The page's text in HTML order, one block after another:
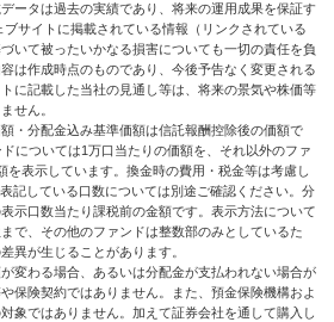
ータは過去の実績であり、将来の運用成果を保証す
サイトに掲載されている情報（リンクされている
いて被ったいかなる損害についても一切の責任を負
は作成時点のものであり、今後予告なく変更される
に記載した当社の見通し等は、将来の景気や株価等
せん。
・分配金込み基準価額は信託報酬控除後の価額で
については1万口当たりの価額を、それ以外のファ
を表示しています。換金時の費用・税金等は考慮し
記している口数については別途ご確認ください。分
示口数当たり課税前の金額です。表示方法について
で、その他のファンドは整数部のみとしているた
異が生じることがあります。
変わる場合、あるいは分配金が支払われない場合が
保険契約ではありません。また、預金保険機構およ
象ではありません。加えて証券会社を通して購入し